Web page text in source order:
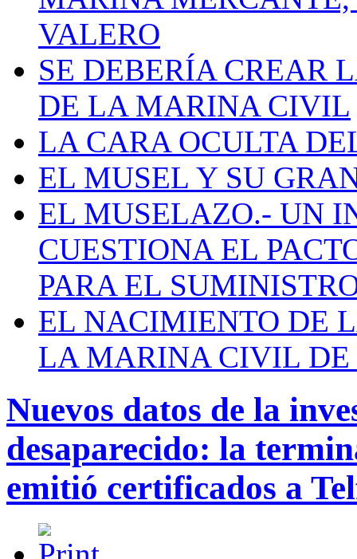
VALERO
SE DEBERÍA CREAR
DE LA MARINA CIVIL
LA CARA OCULTA
EL MUSEL Y SU
EL MUSELAZO.- UN
CUESTIONA EL
PARA EL
EL NACIMIENTO DE
LA MARINA CIVIL DE
Nuevos datos de la
desaparecido: la
emitió certificados a